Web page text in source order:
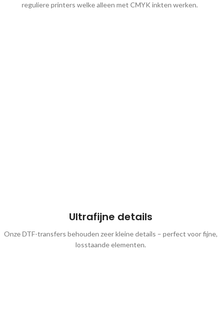
reguliere printers welke alleen met CMYK inkten werken.
Ultrafijne details
Onze DTF-transfers behouden zeer kleine details – perfect voor fijne,
losstaande elementen.